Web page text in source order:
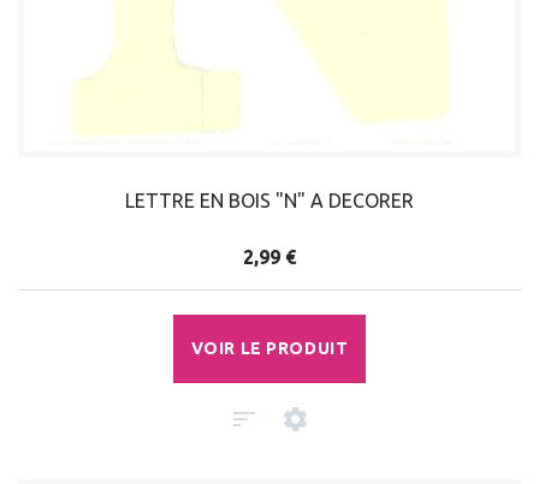
LETTRE EN BOIS "N" A DECORER
2,99 €
VOIR LE PRODUIT